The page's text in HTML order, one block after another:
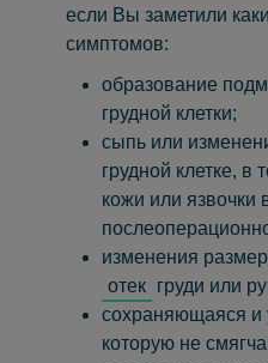
если Вы заметили
симптомов:
образование
грудной клетки;
сыпь или
грудной клетке, в
кожи или язвочки
изменения
отек груди или
сохраняющаяся и
которую не